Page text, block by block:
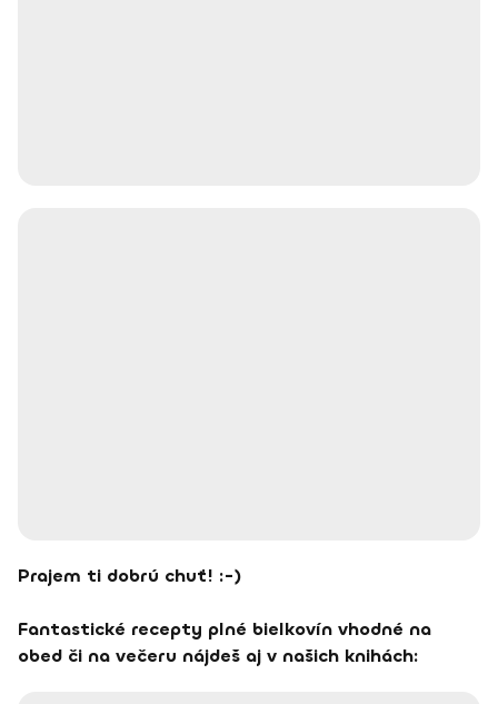
Prajem ti dobrú chuť! :-)
Fantastické recepty plné bielkovín vhodné na
obed či na večeru nájdeš aj v našich knihách: